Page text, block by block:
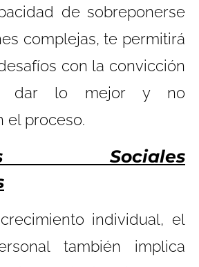
de sobreponerse
complejas, te permitirá
con la convicción
dar lo mejor y no
el proceso.
Sociales
individual, el
también implica